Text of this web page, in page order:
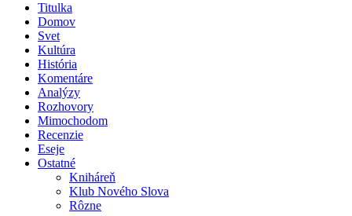
Titulka
Domov
Svet
Kultúra
História
Komentáre
Analýzy
Rozhovory
Mimochodom
Recenzie
Eseje
Ostatné
Kniháreň
Klub Nového Slova
Rôzne